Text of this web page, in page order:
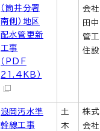
（筒井分署
南側）地区
配水管更新
工事
（PDF
21.4KB）
会社
田中
管工
住設
浪岡汚水準
幹線工事
土
木
株式
会社